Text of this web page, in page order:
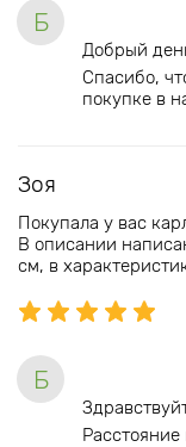
Б
Добрый
Спасибо,
покупке в
Зоя
Покупала у вас
В описании
см, в
Б